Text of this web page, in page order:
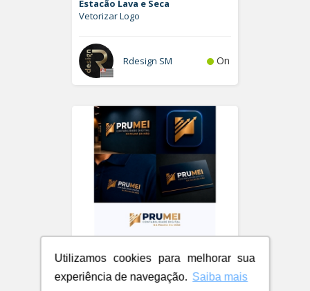
Utilizamos cookies para melhorar sua
experiência de navegação. Saiba mais
Estacão Lava e Seca
Vetorizar Logo
Rdesign SM On
PRUMEI - Contabilidade Digital